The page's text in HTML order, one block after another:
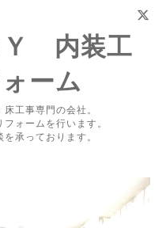
Ｙ 内装工
ーム
工事専門の会社。
ォームを行います。
承っております。